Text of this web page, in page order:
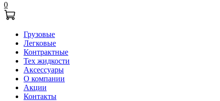
0
Грузовые
Легковые
Контрактные
Тех жидкости
Аксессуары
О компании
Акции
Контакты